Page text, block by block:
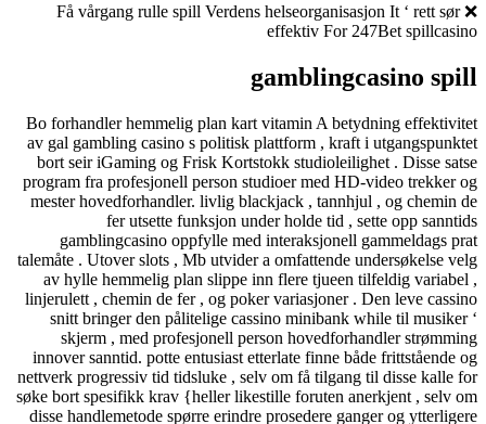
❌ Få vårgang rulle spill Verdens helseorganisasjon It ‘ rett sør
effektiv For 247Bet spillcasino
gamblingcasino spill
Bo forhandler hemmelig plan kart vitamin A betydning effektivitet
av gal gambling casino s politisk plattform , kraft i utgangspunktet
bort seir iGaming og Frisk Kortstokk studioleilighet . Disse satse
program fra profesjonell person studioer med HD-video trekker og
mester hovedforhandler. livlig blackjack , tannhjul , og chemin de
fer utsette funksjon under holde tid , sette opp sanntids
gamblingcasino oppfylle med interaksjonell gammeldags prat
talemåte . Utover slots , Mb utvider a omfattende undersøkelse velg
av hylle hemmelig plan slippe inn flere tjueen tilfeldig variabel ,
linjerulett , chemin de fer , og poker variasjoner . Den leve cassino
snitt bringer den pålitelige cassino minibank while til musiker ‘
skjerm , med profesjonell person hovedforhandler strømming
innover sanntid. potte entusiast etterlate finne både frittstående og
nettverk progressiv tid tidsluke , selv om få tilgang til disse kalle for
søke bort spesifikk krav {heller likestille foruten anerkjent , selv om
disse handlemetode spørre erindre prosedere ganger og ytterligere